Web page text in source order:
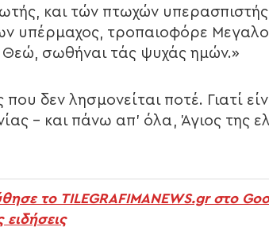
και τών πτωχών υπερασπιστής,
υπέρμαχος, τροπαιοφόρε
σωθήναι τάς ψυχάς ημών.»
δεν λησμονείται ποτέ. Γιατί
– και πάνω απ’ όλα, Άγιος της
το TILEGRAFIMANEWS.gr στο
ειδήσεις